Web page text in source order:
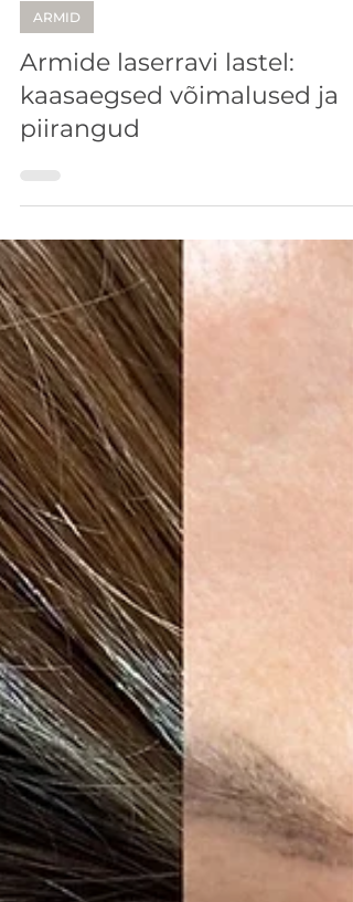
3 min read
ARMID
Armide laserravi lastel:
kaasaegsed võimalused ja
piirangud